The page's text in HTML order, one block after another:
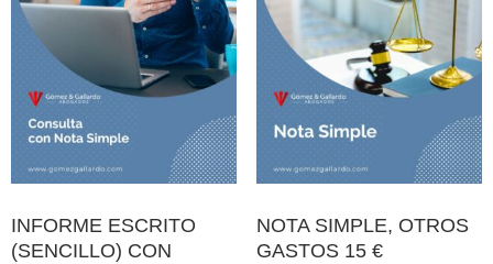
INFORME ESCRITO
(SENCILLO) CON
NOTA SIMPLE, OTROS
GASTOS 15 €